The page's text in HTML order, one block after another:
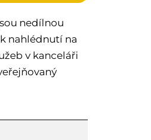
nedílnou
nahlédnutí na
v kanceláři